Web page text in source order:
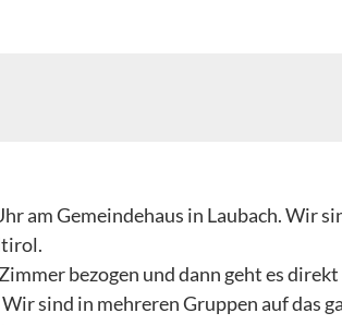
am Gemeindehaus in Laubach. Wir
bezogen und dann geht es direkt
sind in mehreren Gruppen auf das